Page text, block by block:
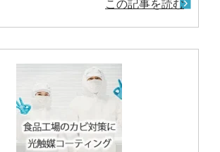
この記事を読む